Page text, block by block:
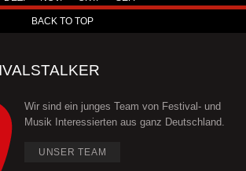
BACK TO TOP
Wir sind ein junges Team von Festival- und
Musik Interessierten aus ganz Deutschland.
UNSER TEAM